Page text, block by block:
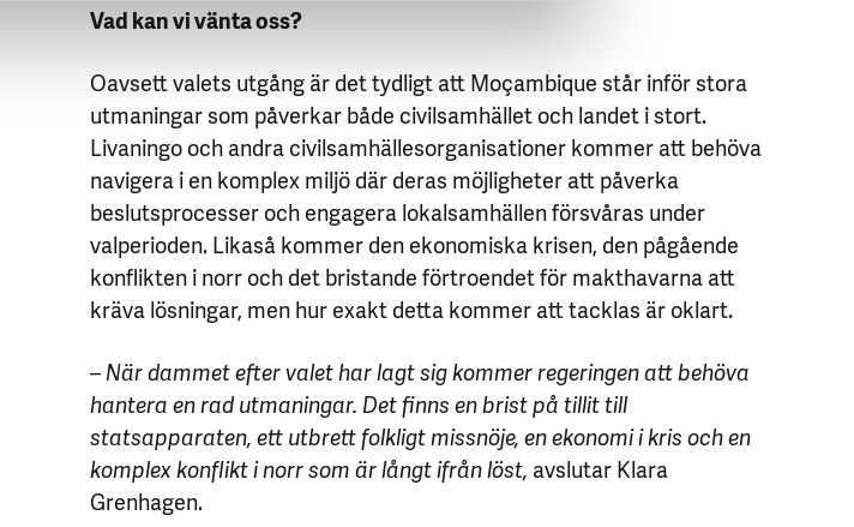
Vad kan vi vänta oss?
Oavsett valets utgång är det tydligt att Moçambique står inför stora
utmaningar som påverkar både civilsamhället och landet i stort.
Livaningo och andra civilsamhällesorganisationer kommer att behöva
navigera i en komplex miljö där deras möjligheter att påverka
beslutsprocesser och engagera lokalsamhällen försvåras under
valperioden. Likaså kommer den ekonomiska krisen, den pågående
konflikten i norr och det bristande förtroendet för makthavarna att
kräva lösningar, men hur exakt detta kommer att tacklas är oklart.
– När dammet efter valet har lagt sig kommer regeringen att behöva
hantera en rad utmaningar. Det finns en brist på tillit till
statsapparaten, ett utbrett folkligt missnöje, en ekonomi i kris och en
komplex konflikt i norr som är långt ifrån löst, avslutar Klara
Grenhagen.